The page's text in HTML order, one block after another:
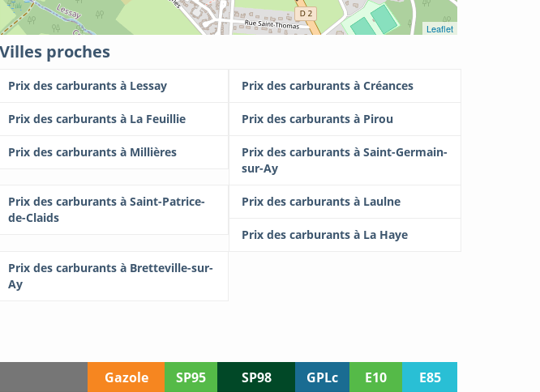
Leaflet
Villes proches
Prix des carburants à Lessay Prix des carburants à Créances
Prix des carburants à La Feuillie Prix des carburants à Pirou
Prix des carburants à Millières
Prix des carburants à Saint-Germain-
sur-Ay
Prix des carburants à Saint-Patrice-
de-Claids
Prix des carburants à Laulne
Prix des carburants à La Haye
Prix des carburants à Bretteville-sur-
Ay
Gazole SP95 SP98 GPLc E10
E85